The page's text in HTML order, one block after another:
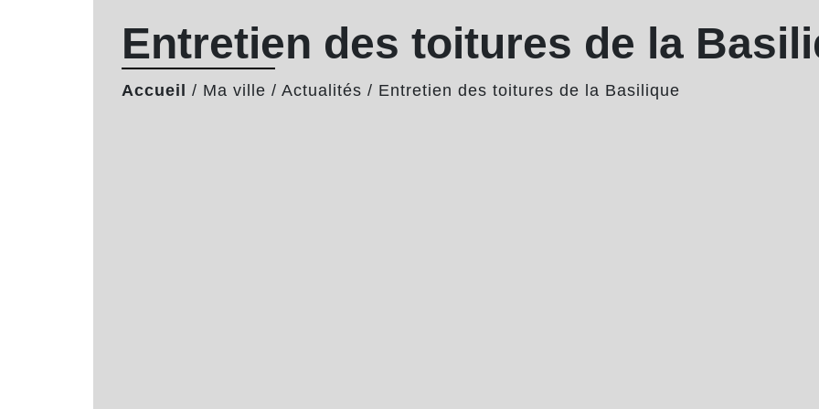
Entretien des toitures de la
Accueil / Ma ville / Actualités / Entretien des toitures de la Basilique